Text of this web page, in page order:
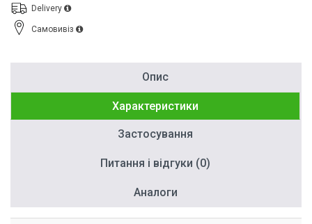
Delivery
Cамовивіз
Опис
Характеристики
Застосування
Питання і відгуки (0)
Аналоги